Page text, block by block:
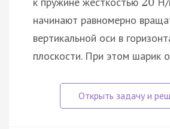
начинают равномерно
вертикальной оси в
плоскости. При этом шарик